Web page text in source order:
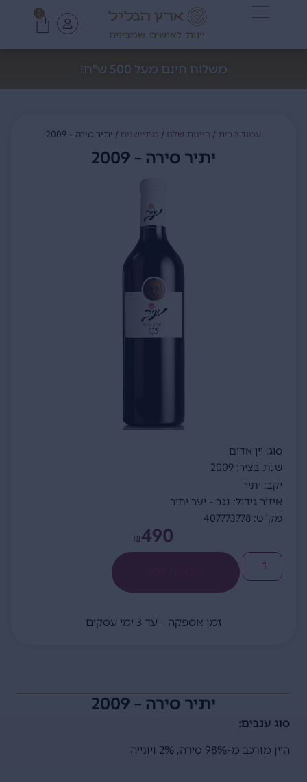
יינות לאנשים שמבינים
0
משלוח חינם מעל 500 ש"ח!
עמוד הבית / היינות שלנו / מתיישנים / יתיר סירה – 2009
יתיר סירה – 2009
סוג: יין אדום
שנת בציר: 2009
יקב: יתיר
איזור גידול: נגב - יער יתיר
מק"ט: 407773778
₪490
זמן אספקה - עד 3 ימי עסקים
יתיר סירה – 2009
סוג ענבים:
היין מורכב מ-98% סירה, 2% ויונייה